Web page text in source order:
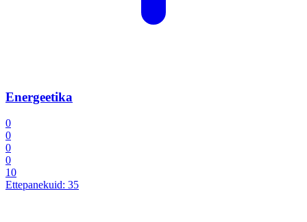
Energeetika
0
0
0
0
10
Ettepanekuid: 35